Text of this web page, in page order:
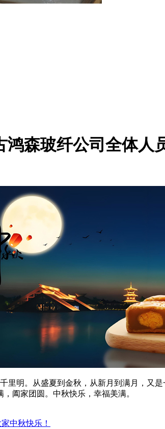
森玻纤公司全体人
里明。从盛夏到金秋，从新月到满月，又
阖家团圆。中秋快乐，幸福美满。
中秋快乐！